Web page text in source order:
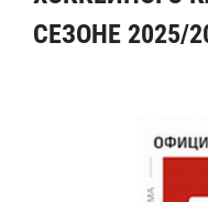
СЕЗОНЕ 2025/